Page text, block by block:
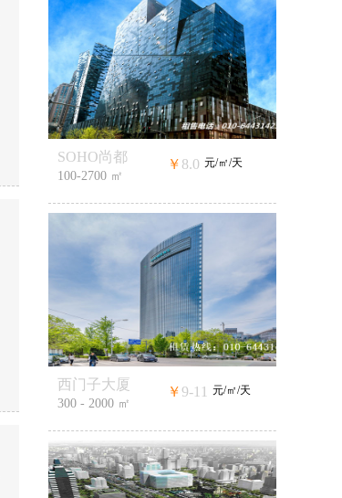
SOHO尚都
100-2700 ㎡
￥ 8.0 元/㎡/天
西门子大厦
300 - 2000 ㎡
￥ 9-11 元/㎡/天